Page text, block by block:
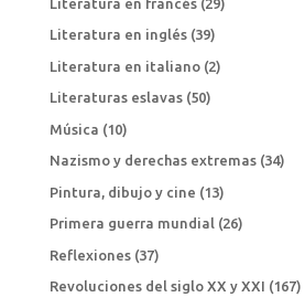
Literatura en inglés(39)
Literatura en italiano(2)
Literaturas eslavas(50)
Música (10)
Nazismo y derechas extremas(34)
Pintura, dibujo y cine (13)
Primera guerra mundial(26)
Reflexiones(37)
Revoluciones del siglo XX y XXI (167)